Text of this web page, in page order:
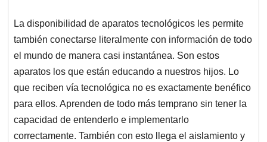
La disponibilidad de aparatos tecnológicos les permite
también conectarse literalmente con información de todo
el mundo de manera casi instantánea. Son estos
aparatos los que están educando a nuestros hijos. Lo
que reciben vía tecnológica no es exactamente benéfico
para ellos. Aprenden de todo más temprano sin tener la
capacidad de entenderlo e implementarlo
correctamente. También con esto llega el aislamiento y